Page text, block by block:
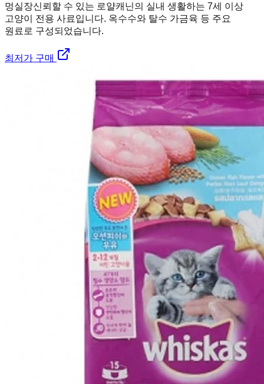
멍실장신뢰할 수 있는 로얄캐닌의 실내 생활하는 7세 이상
고양이 전용 사료입니다. 옥수수와 탈수 가금육 등 주요
원료로 구성되었습니다.
최저가 구매